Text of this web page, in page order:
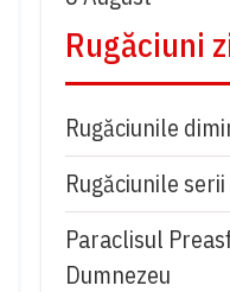
Rugăciuni
Rugăciunile
Rugăciunile serii
Paraclisul
Dumnezeu